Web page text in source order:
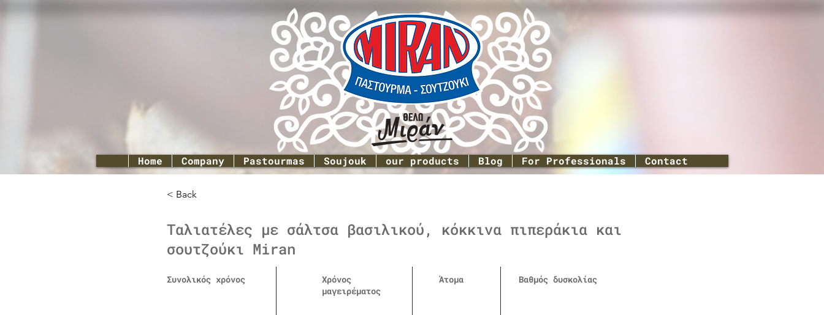
Home Company Pastourmas Soujouk our products Blog For Professionals Contact
< Back
Ταλιατέλες με σάλτσα βασιλικού, κόκκινα πιπεράκια και
σουτζούκι Miran
Συνολικός χρόνος
Χρόνος
μαγειρέματος
Άτομα Βαθμός δυσκολίας